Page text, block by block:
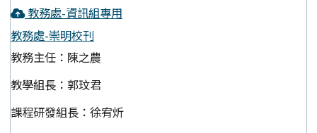
教務處-資訊組專用
教務處-崇明校刊
教務主任：陳之農
教學組長：郭玟君
課程研發組長：徐宥炘